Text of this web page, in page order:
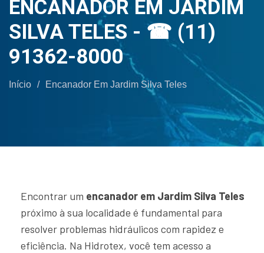
ENCANADOR EM JARDIM
SILVA TELES - ☎ (11)
91362-8000
Início / Encanador Em Jardim Silva Teles
Encontrar um encanador em Jardim Silva Teles
próximo à sua localidade é fundamental para
resolver problemas hidráulicos com rapidez e
eficiência. Na Hidrotex, você tem acesso a